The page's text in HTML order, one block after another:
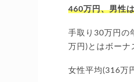
460万円、男性
手取り30万円の
万円)とはボーナ
女性平均(316万